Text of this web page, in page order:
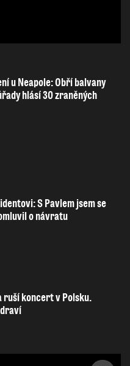
u Neapole: Obří balvany
hlásí 30 zraněných
S Pavlem jsem se
o návratu
ruší koncert v Polsku.